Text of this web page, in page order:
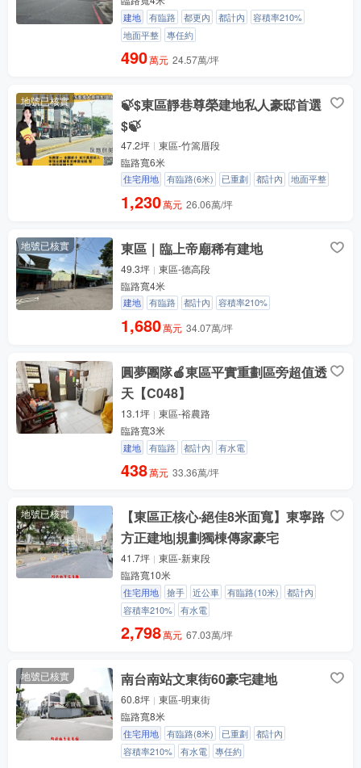
建地 有臨路 都更內 都計內
容積率210%
地面平整
專任約
490萬元 24.57萬/坪
地號已核實
🍃$東區靜巷尊榮建地私人豪邸首選
$🍃
47.2坪
東區-竹篙厝段
臨路寬6米
住宅用地 有臨路(6米) 已重劃 都計內 地面平整
1,230萬元 26.06萬/坪
地號已核實 東區｜臨上帝廟稀有建地
49.3坪
東區-德高段
臨路寬4米
建地 有臨路 都計內 容積率210%
1,680萬元 34.07萬/坪
圓夢團隊🍎東區平實重劃區旁超值透
天【C048】
13.1坪
東區-裕農路
臨路寬3米
建地 有臨路 都計內 有水電
438萬元 33.36萬/坪
地號已核實
【東區正核心‧絕佳8米面寬】東寧路
方正建地|規劃獨棟傳家豪宅
41.7坪
東區-新東段
臨路寬10米
住宅用地 搶手 近公車 有臨路(10米)
都計內
容積率210%
有水電
2,798萬元 67.03萬/坪
地號已核實 南台南站文東街60豪宅建地
60.8坪
東區-明東街
臨路寬8米
住宅用地 有臨路(8米) 已重劃
都計內
容積率210%
有水電 專任約